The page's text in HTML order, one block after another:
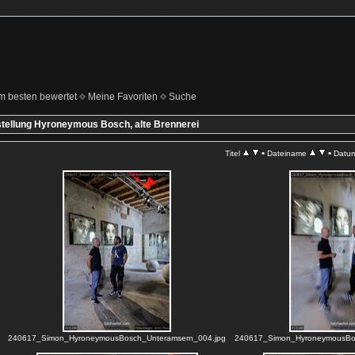
besten bewertet Meine Favoriten Suche
Hyroneymous Bosch, alte Brennerei
Titel • Dateiname •
240617_Simon_HyroneymousBosch_Unteramsern_004.jpg